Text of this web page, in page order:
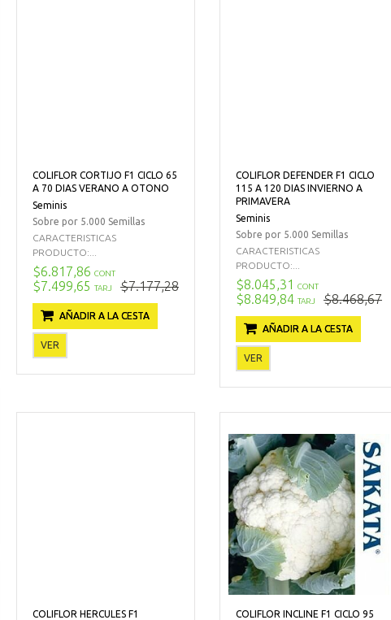
COLIFLOR CORTIJO F1 CICLO 65
A 70 DIAS VERANO A OTONO
Seminis
Sobre por 5.000 Semillas
CARACTERISTICAS
PRODUCTO:...
$6.817,86 CONT
$7.499,65 TARJ $7.177,28
AÑADIR A LA CESTA
VER
COLIFLOR DEFENDER F1 CICLO
115 A 120 DIAS INVIERNO A
PRIMAVERA
Seminis
Sobre por 5.000 Semillas
CARACTERISTICAS
PRODUCTO:...
$8.045,31 CONT
$8.849,84 TARJ $8.468,67
AÑADIR A LA CESTA
VER
COLIFLOR HERCULES F1
COLIFLOR INCLINE F1 CICLO 95